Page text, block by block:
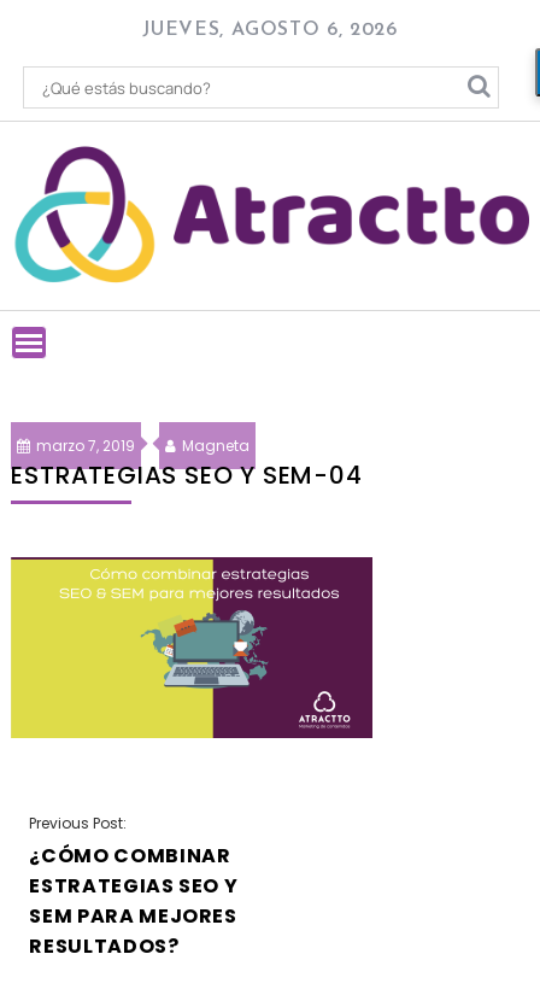
content
JUEVES, AGOSTO 6, 2026
marzo 7, 2019 Magneta
ESTRATEGIAS SEO Y SEM-04
NAVEGACIÓN
DE
ENTRADAS
Previous Post:
¿CÓMO COMBINAR
ESTRATEGIAS SEO Y
SEM PARA MEJORES
RESULTADOS?